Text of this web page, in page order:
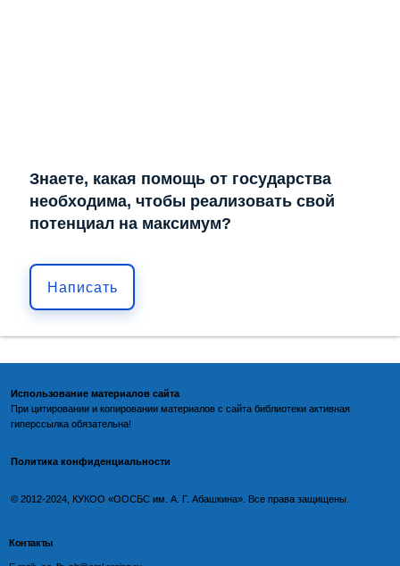
Знаете, какая помощь от государства
необходима, чтобы реализовать свой
потенциал на максимум?
Написать
Использование материалов сайта
При цитировании и копировании материалов с сайта библиотеки активная
гиперссылка обязательна!
Политика конфиденциальности
©️ 2012-2024, КУКОО «ООСБС им. А. Г. Абашкина». Все права защищены.
Контакты